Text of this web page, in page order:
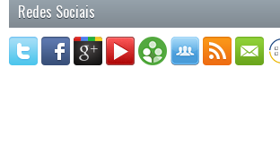
Redes Sociais